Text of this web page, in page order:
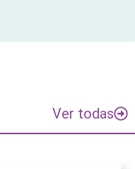
Ver todas